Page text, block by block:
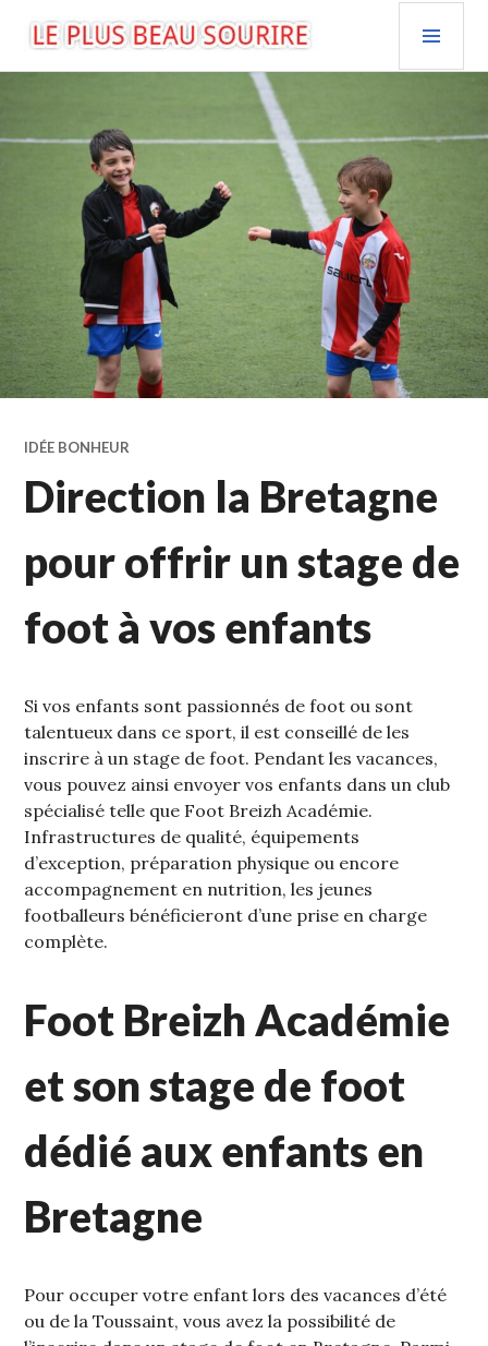
LE PLUS BEAU SOURIRE
IDÉE BONHEUR
Direction la Bretagne
pour offrir un stage de
foot à vos enfants
Si vos enfants sont passionnés de foot ou sont
talentueux dans ce sport, il est conseillé de les
inscrire à un stage de foot. Pendant les vacances,
vous pouvez ainsi envoyer vos enfants dans un club
spécialisé telle que Foot Breizh Académie.
Infrastructures de qualité, équipements
d’exception, préparation physique ou encore
accompagnement en nutrition, les jeunes
footballeurs bénéficieront d’une prise en charge
complète.
Foot Breizh Académie
et son stage de foot
dédié aux enfants en
Bretagne
Pour occuper votre enfant lors des vacances d’été
ou de la Toussaint, vous avez la possibilité de